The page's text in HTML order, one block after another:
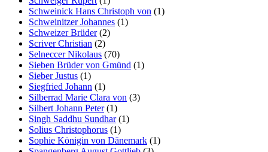
Schweinick Hans Christoph von (1)
Schweinitzer Johannes (1)
Schweizer Brüder(2)
Scriver Christian (2)
Selneccer Nikolaus (70)
Sieben Brüder von Gmünd (1)
Sieber Justus (1)
Siegfried Johann (1)
Silberrad Marie Clara von (3)
Silbert Johann Peter(1)
Singh Saddhu Sundhar(1)
Solius Christophorus (1)
Sophie Königin von Dänemark (1)